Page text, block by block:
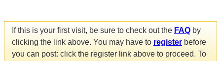
If this is your first visit, be sure to check out the FAQ by
clicking the link above. You may have to register before
you can post: click the register link above to proceed. To